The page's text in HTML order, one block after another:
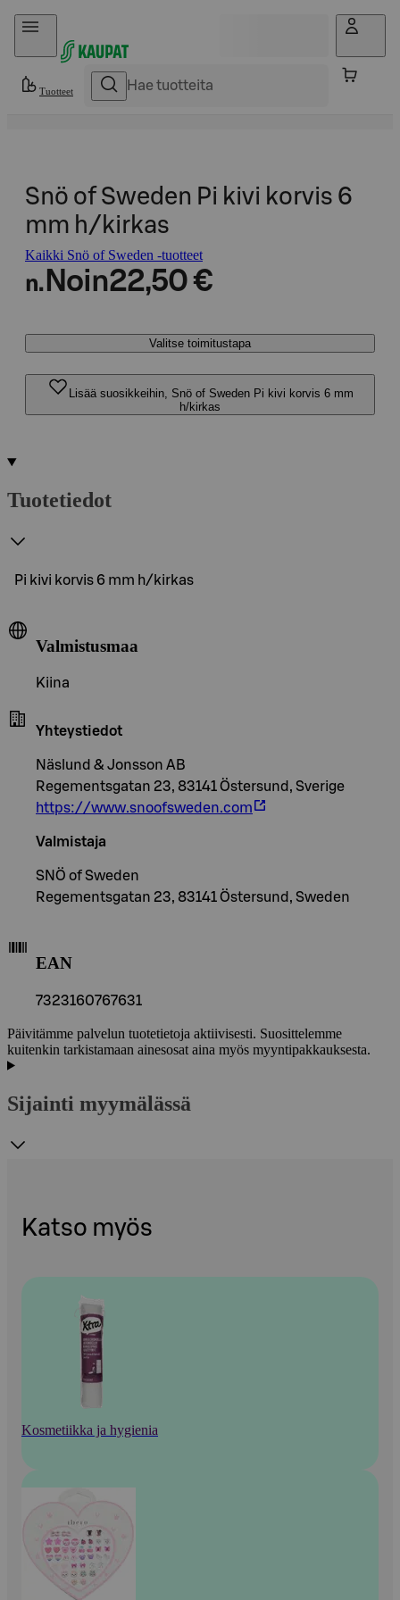
Hyppää sisältöön
Tuotteet
Snö of Sweden Pi kivi korvis 6
mm h/kirkas
Kaikki Snö of Sweden -tuotteet
n. Noin22,50 €
Valitse toimitustapa
Lisää suosikkeihin, Snö of Sweden Pi kivi korvis 6 mm
h/kirkas
Tuotetiedot
Pi kivi korvis 6 mm h/kirkas
Valmistusmaa
Kiina
Yhteystiedot
Näslund & Jonsson AB
Regementsgatan 23, 83141 Östersund, Sverige
https://www.snoofsweden.com
Valmistaja
SNÖ of Sweden
Regementsgatan 23, 83141 Östersund, Sweden
EAN
7323160767631
Päivitämme palvelun tuotetietoja aktiivisesti. Suosittelemme
kuitenkin tarkistamaan ainesosat aina myös myyntipakkauksesta.
Sijainti myymälässä
Katso myös
Kosmetiikka ja hygienia